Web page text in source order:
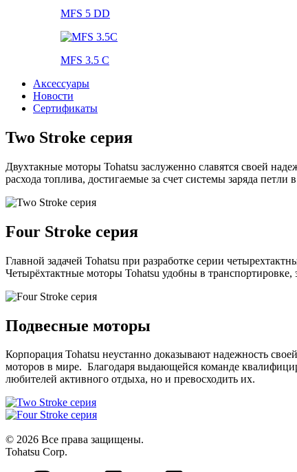
MFS 5 DD
MFS 3.5 C
Аксессуары
Новости
Сертификаты
Two Stroke серия
Двухтакные моторы Tohatsu заслуженно славятся своей
расхода топлива, достигаемые за счет системы заряда
Four Stroke серия
Главной задачей Tohatsu при разработке серии
Четырёхтактные моторы Tohatsu удобны в
Подвесные моторы
Корпорация Tohatsu неустанно доказывают надежность
моторов в мире. Благодаря выдающейся команде
любителей активного отдыха, но и превосходить их.
© 2026 Все права защищены.
Tohatsu Corp.